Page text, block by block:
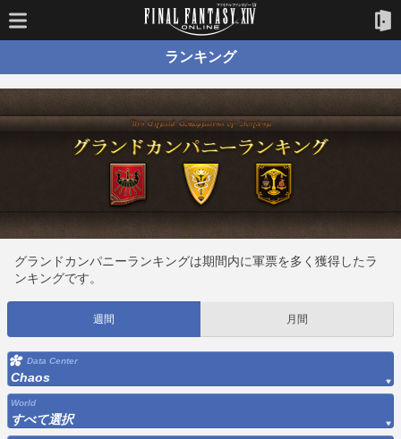
ランキング
グランドカンパニーランキングは期間内に軍票を多く獲得したラ
ンキングです。
週間 月間
Data Center
Chaos
World
すべて選択